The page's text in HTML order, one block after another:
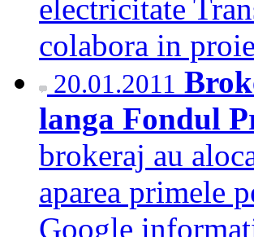
electricitate
colabora in
20.01.2011
langa Fondul
brokeraj au
aparea primele
Google